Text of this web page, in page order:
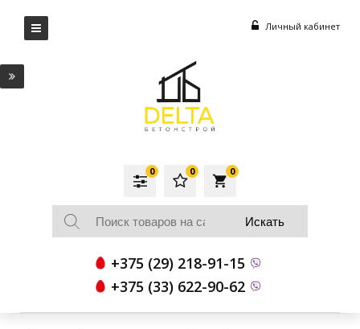
Личный кабинет
local_grocery_store
0
0
0
+375 (29) 218-91-15
+375 (33) 622-90-62